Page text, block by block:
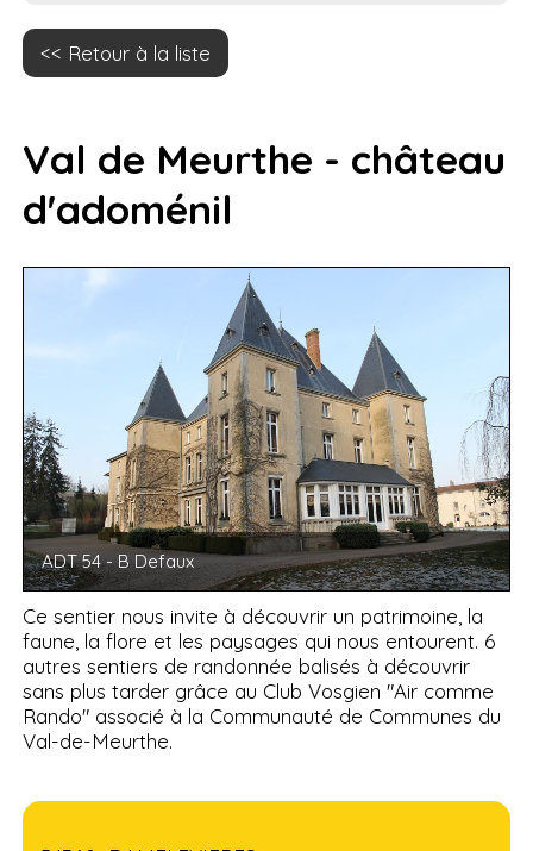
Retour à la liste
Val de Meurthe - château
d'adoménil
ADT 54 - B Defaux
Ce sentier nous invite à découvrir un patrimoine, la
faune, la flore et les paysages qui nous entourent. 6
autres sentiers de randonnée balisés à découvrir
sans plus tarder grâce au Club Vosgien "Air comme
Rando" associé à la Communauté de Communes du
Val-de-Meurthe.